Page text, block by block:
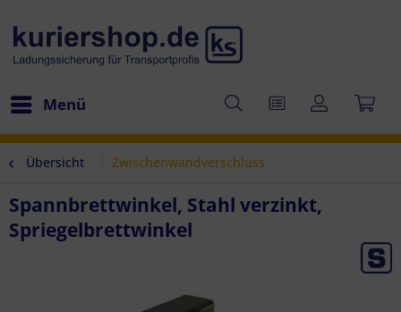
Menü
Übersicht Zwischenwandverschluss
Spannbrettwinkel, Stahl verzinkt,
Spriegelbrettwinkel